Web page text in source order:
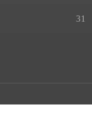
31